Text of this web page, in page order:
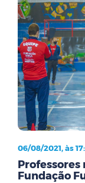
06/08/2021, às
Fundação